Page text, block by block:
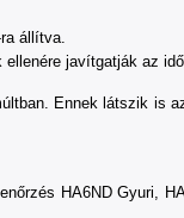
állítva.
javítgatják az
Ennek látszik is
HA6ND Gyuri,